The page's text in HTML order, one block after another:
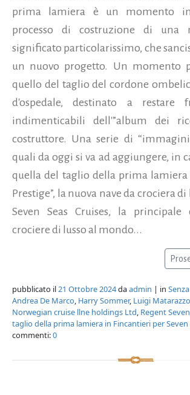
prima lamiera è un momento
processo di costruzione di una
significato particolarissimo, che
un nuovo progetto. Un momento
quello del taglio del cordone
d'ospedale, destinato a restare
indimenticabili dell'”album dei
costruttore. Una serie di
quali da oggi si va ad aggiungere, in
quella del taglio della prima lamiera
Prestige”, la nuova nave da crociera
Seven Seas Cruises, la principale
crociere di lusso al mondo...
pubblicato il21 Ottobre 2024daadmin | in
Andrea De Marco, Harry Sommer, Luigi Matarazzo
Norwegian cruise llne holdings Ltd, Regent
taglio della prima lamiera in Fincantieri per Seven
commenti:0